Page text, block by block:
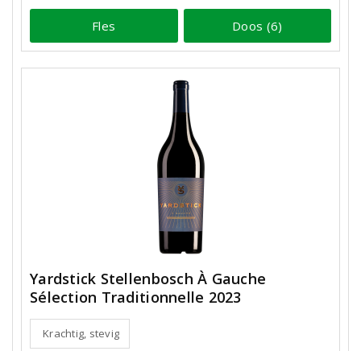
Fles Doos (6)
Yardstick Stellenbosch À Gauche
Sélection Traditionnelle 2023
Krachtig, stevig